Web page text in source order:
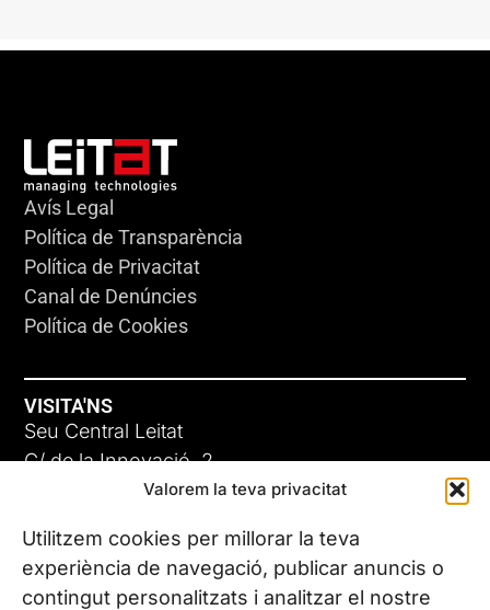
Valorem la teva privacitat
Utilitzem cookies per millorar la teva
experiència de navegació, publicar anuncis o
contingut personalitzats i analitzar el nostre
Avís Legal
Política de Transparència
Política de Privacitat
Canal de Denúncies
Política de Cookies
VISITA'NS
Seu Central Leitat
C/ de la Innovació, 2
08225 Terrassa, (Barcelona)
Coneix les nostres seus
CONTACTA’NS